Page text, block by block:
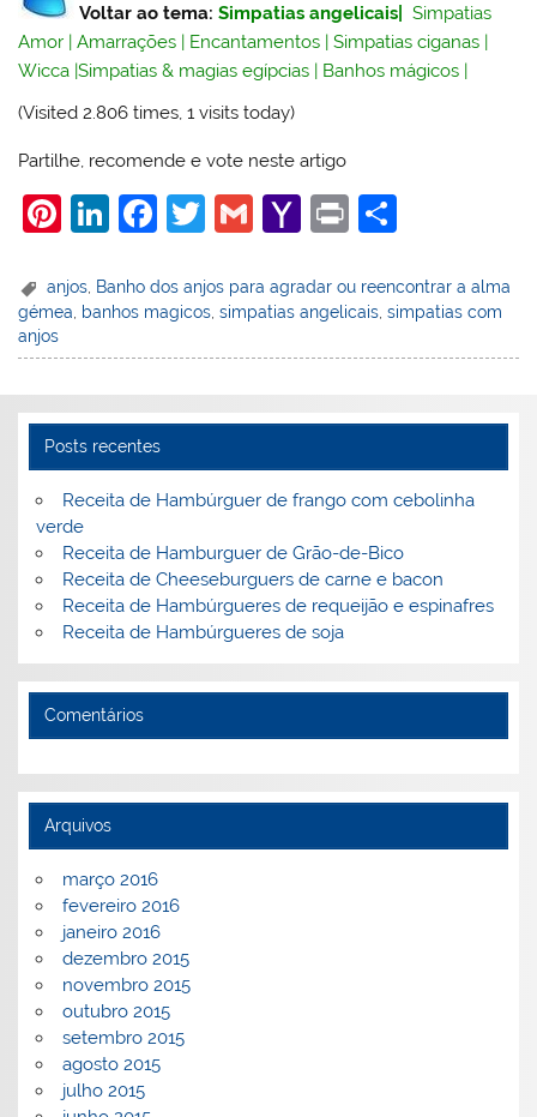
Voltar ao tema: Simpatias angelicais
Simpatias
Amor |Amarrações | Encantamentos |Simpatias ciganas |
Wicca |Simpatias & magias egípcias | Banhos mágicos |
(Visited 2.806 times, 1 visits today)
Partilhe, recomende e vote neste artigo
Pi
er
e
st
Li
k
e
dI
F
c
e
b
o
k
T
itt
er
G
ai
l
Y
h
o
o
l
Pr
t
ar
e
anjos Banho dos anjos para agradar ou reencontrar a alma
gémea
banhos magicos ,simpatias angelicais ,simpatias com
anjos
Posts recentes
Receita de Hambúrguer de frango com cebolinha
verde
Receita de Hamburguer de Grão-de-Bico
Receita de Cheeseburguers de carne e bacon
Receita de Hambúrgueres de requeijão e espinafres
Receita de Hambúrgueres de soja
Comentários
Arquivos
março 2016
fevereiro 2016
janeiro 2016
dezembro 2015
novembro 2015
outubro 2015
setembro 2015
agosto 2015
julho 2015